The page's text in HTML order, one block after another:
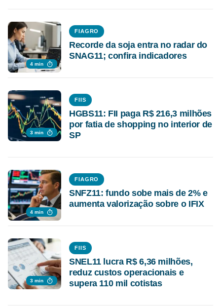
4 min
FIAGRO
Recorde da soja entra no radar do
SNAG11; confira indicadores
3 min
FIIS
HGBS11: FII paga R$ 216,3 milhões
por fatia de shopping no interior de
SP
4 min
FIAGRO
SNFZ11: fundo sobe mais de 2% e
aumenta valorização sobre o IFIX
3 min
FIIS
SNEL11 lucra R$ 6,36 milhões,
reduz custos operacionais e
supera 110 mil cotistas